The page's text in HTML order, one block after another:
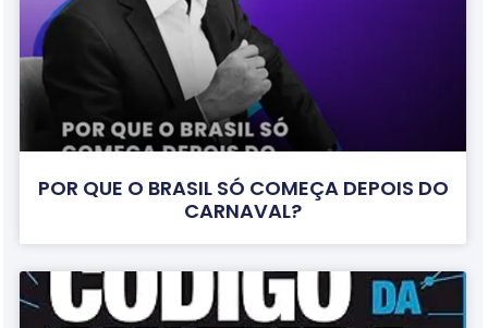
POR QUE O BRASIL SÓ COMEÇA DEPOIS DO
CARNAVAL?